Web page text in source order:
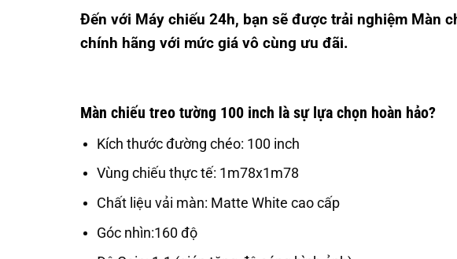
Đến với Máy chiếu 24h, bạn sẽ được trải nghiệm Màn
chính hãng với mức giá vô cùng ưu đãi.
Màn chiếu treo tường 100 inch là sự lựa chọn hoàn hảo?
Kích thước đường chéo: 100 inch
Vùng chiếu thực tế: 1m78x1m78
Chất liệu vải màn: Matte White cao cấp
Góc nhìn:160 độ